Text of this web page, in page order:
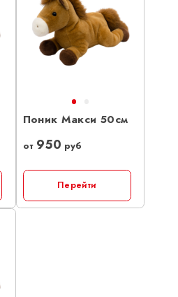
Поник Макси 50см
от 950 руб
Перейти